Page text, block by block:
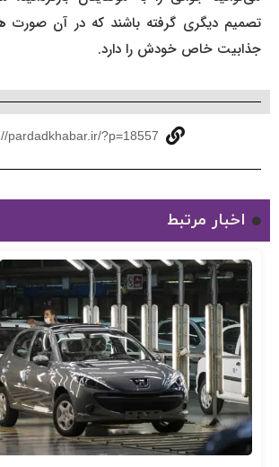
تصمیم دیگری گرفته باشند که در آن صورت
جذابیت خاص خودش را دارد.
pardadkhabar.ir/?p=18557
اخبار مرتبط